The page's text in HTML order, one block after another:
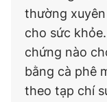
thường
cho sức
chứng nào
bằng cà phê
theo tạp chí